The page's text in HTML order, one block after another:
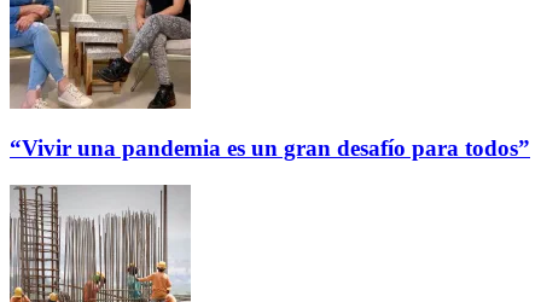
“Vivir una pandemia es un gran desafío para todos”